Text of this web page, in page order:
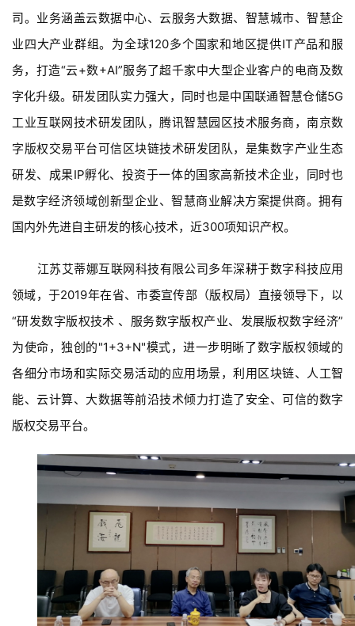
司。 业务涵盖云数据中心、云服务大数据、智慧城市、智慧企
业四大产业群组。 为全球120多个国家和地区提供IT产品和服
务，打造“云+数+AI”服务了超千家中大型企业客户的电商及数
字化升级。 研发团队实力强大，同时也是中国联通智慧仓储5G
工业互联网技术研发团队，腾讯智慧园区技术服务商，南京数
字版权交易平台可信区块链技术研发团队，是集数字产业生态
研发、成果IP孵化、投资于一体的国家高新技术企业，同时也
是数字经济领域创新型企业、智慧商业解决方案提供商。 拥有
国内外先进自主研发的核心技术，近300项知识产权。
江苏艾蒂娜互联网科技有限公司多年深耕于数字科技应用
领域，于2019年在省、市委宣传部（版权局）直接领导下，以
“研发数字版权技术 、服务数字版权产业、发展版权数字经济”
为使命，独创的"1+3+N"模式，进一步明晰了数字版权领域的
各细分市场和实际交易活动的应用场景，利用区块链、人工智
能、云计算、大数据等前沿技术倾力打造了安全、可信的数字
版权交易平台。